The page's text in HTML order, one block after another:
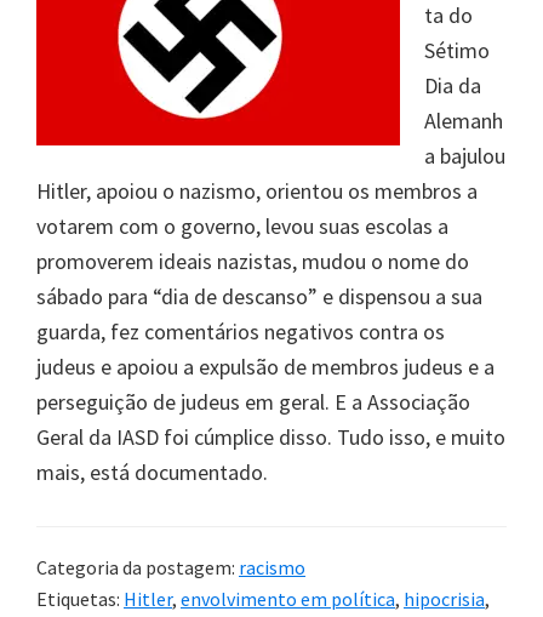
ta do
Sétimo
Dia da
Alemanh
a bajulou
Hitler, apoiou o nazismo, orientou os membros a
votarem com o governo, levou suas escolas a
promoverem ideais nazistas, mudou o nome do
sábado para “dia de descanso” e dispensou a sua
guarda, fez comentários negativos contra os
judeus e apoiou a expulsão de membros judeus e a
perseguição de judeus em geral. E a Associação
Geral da IASD foi cúmplice disso. Tudo isso, e muito
mais, está documentado.
Categoria da postagem: racismo
Etiquetas: Hitler, envolvimento em política, hipocrisia,